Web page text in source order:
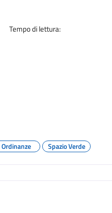
Tempo di lettura:
Ordinanze Spazio Verde